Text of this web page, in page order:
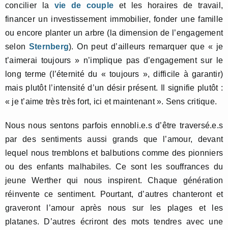
concilier la vie de couple et les horaires de travail,
financer un investissement immobilier, fonder une famille
ou encore planter un arbre (la dimension de l’engagement
selon Sternberg). On peut d’ailleurs remarquer que « je
t’aimerai toujours » n’implique pas d’engagement sur le
long terme (l’éternité du « toujours », difficile à garantir)
mais plutôt l’intensité d’un désir présent. Il signifie plutôt :
« je t’aime très très fort, ici et maintenant ». Sens critique.
Nous nous sentons parfois ennobli.e.s d’être traversé.e.s
par des sentiments aussi grands que l’amour, devant
lequel nous tremblons et balbutions comme des pionniers
ou des enfants malhabiles. Ce sont les souffrances du
jeune Werther qui nous inspirent. Chaque génération
réinvente ce sentiment. Pourtant, d’autres chanteront et
graveront l’amour après nous sur les plages et les
platanes. D’autres écriront des mots tendres avec une